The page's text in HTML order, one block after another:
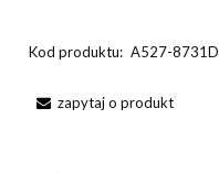
Kod produktu: A527-8731D
zapytaj o produkt